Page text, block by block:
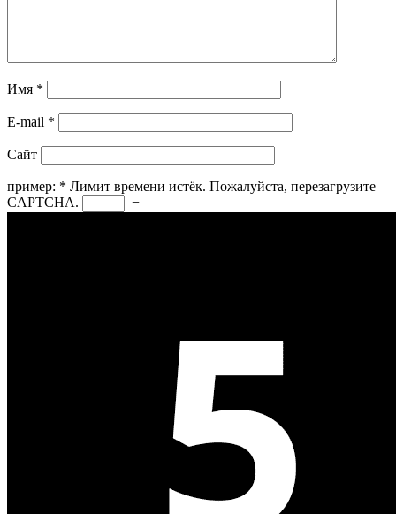
Имя *
E-mail *
Сайт
пример: * Лимит времени истёк. Пожалуйста, перезагрузите
CAPTCHA.
−